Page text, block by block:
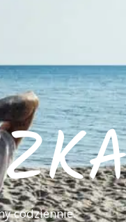
codziennie.